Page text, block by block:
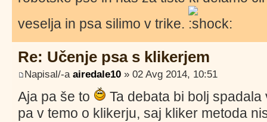
veselja in psa silimo v trike.
Re: Učenje psa s klikerjem
Napisal/-a airedale10 » 02 Avg 2014, 10:51
Aja pa še to
Ta debata bi bolj
pa v temo o klikerju, saj kliker metoda